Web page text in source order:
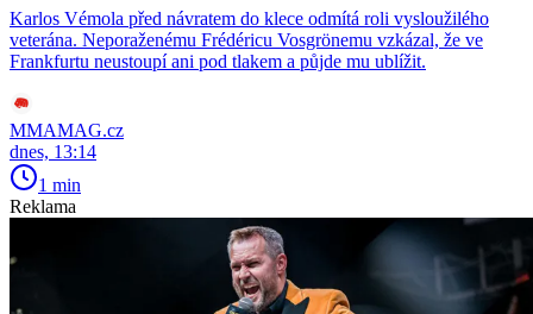
Karlos Vémola před návratem do klece odmítá roli vysloužilého
veterána. Neporaženému Frédéricu Vosgrönemu vzkázal, že ve
Frankfurtu neustoupí ani pod tlakem a půjde mu ublížit.
MMAMAG.cz
dnes, 13:14
1 min
Reklama